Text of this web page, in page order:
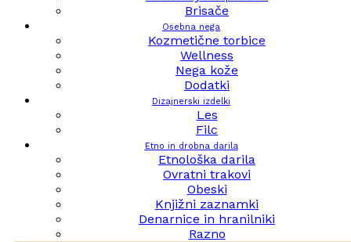
Brisače
Osebna nega
Kozmetične torbice
Wellness
Nega kože
Dodatki
Dizajnerski izdelki
Les
Filc
Etno in drobna darila
Etnološka darila
Ovratni trakovi
Obeski
Knjižni zaznamki
Denarnice in hranilniki
Razno